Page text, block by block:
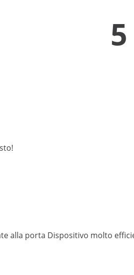
5
alla porta Dispositivo molto